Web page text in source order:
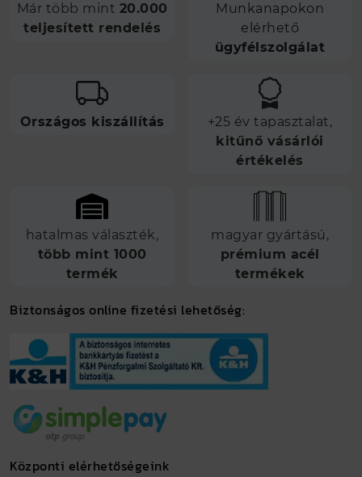
Már több mint 20.000
teljesített rendelés
Munkanapokon
elérhető
ügyfélszolgálat
Országos kiszállítás
+25 év tapasztalat,
kitűnő vásárlói
értékelés
hatalmas választék,
több mint 1000
termék
magyar gyártású,
prémium acél
termékek
Biztonságos online fizetési lehetőség:
Központi elérhetőségeink